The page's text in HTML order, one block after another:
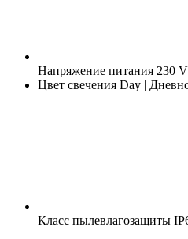
Напряжение питания 230 V
Цвет свечения Day |
Класс пылевлагозащиты